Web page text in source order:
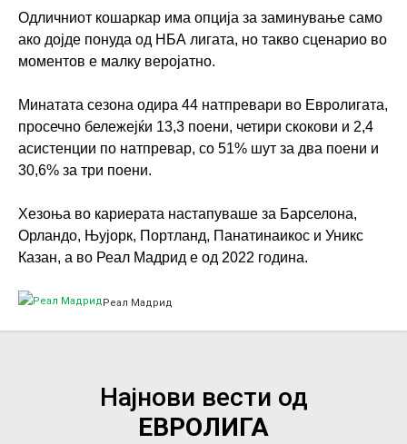
Одличниот кошаркар има опција за заминување само
ако дојде понуда од НБА лигата, но такво сценарио во
моментов е малку веројатно.
Минатата сезона одира 44 натпревари во Евролигата,
просечно бележејќи 13,3 поени, четири скокови и 2,4
асистенции по натпревар, со 51% шут за два поени и
30,6% за три поени.
Хезоња во кариерата настапуваше за Барселона,
Орландо, Њујорк, Портланд, Панатинаикос и Уникс
Казан, а во Реал Мадрид е од 2022 година.
Реал Мадрид
Најнови вести од
ЕВРОЛИГА